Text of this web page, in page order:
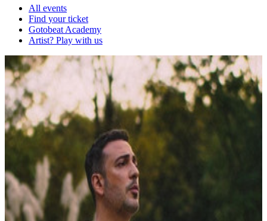
All events
Find your ticket
Gotobeat Academy
Artist? Play with us